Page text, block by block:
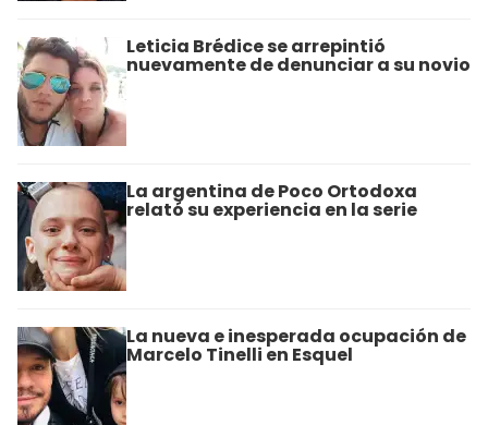
Leticia Brédice se arrepintió
nuevamente de denunciar a su novio
La argentina de Poco Ortodoxa
relató su experiencia en la serie
La nueva e inesperada ocupación de
Marcelo Tinelli en Esquel